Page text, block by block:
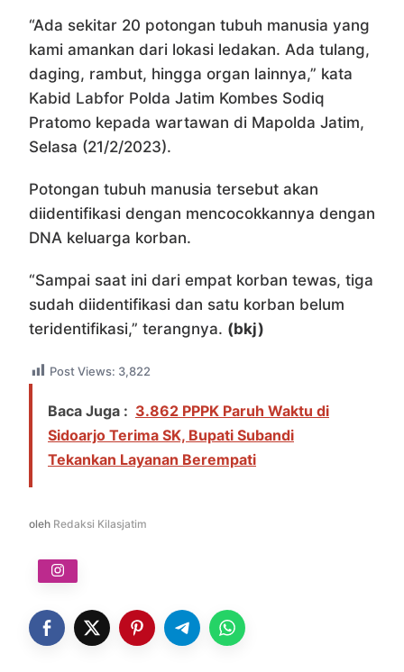
“Ada sekitar 20 potongan tubuh manusia yang
kami amankan dari lokasi ledakan. Ada tulang,
daging, rambut, hingga organ lainnya,” kata
Kabid Labfor Polda Jatim Kombes Sodiq
Pratomo kepada wartawan di Mapolda Jatim,
Selasa (21/2/2023).
Potongan tubuh manusia tersebut akan
diidentifikasi dengan mencocokkannya dengan
DNA keluarga korban.
“Sampai saat ini dari empat korban tewas, tiga
sudah diidentifikasi dan satu korban belum
teridentifikasi,” terangnya. (bkj)
Post Views: 3,822
Baca Juga : 3.862 PPPK Paruh Waktu di
Sidoarjo Terima SK, Bupati Subandi
Tekankan Layanan Berempati
oleh Redaksi Kilasjatim